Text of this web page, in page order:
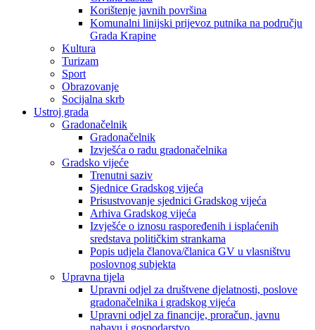
Korištenje javnih površina
Komunalni linijski prijevoz putnika na području
Grada Krapine
Kultura
Turizam
Sport
Obrazovanje
Socijalna skrb
Ustroj grada
Gradonačelnik
Gradonačelnik
Izvješća o radu gradonačelnika
Gradsko vijeće
Trenutni saziv
Sjednice Gradskog vijeća
Prisustvovanje sjednici Gradskog vijeća
Arhiva Gradskog vijeća
Izvješće o iznosu raspoređenih i isplaćenih
sredstava političkim strankama
Popis udjela članova/članica GV u vlasništvu
poslovnog subjekta
Upravna tijela
Upravni odjel za društvene djelatnosti, poslove
gradonačelnika i gradskog vijeća
Upravni odjel za financije, proračun, javnu
nabavu i gospodarstvo